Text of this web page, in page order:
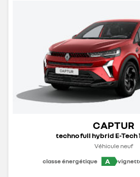
CAPTUR
techno full hybrid E-Tech
Véhicule neuf
classe énergétique
A